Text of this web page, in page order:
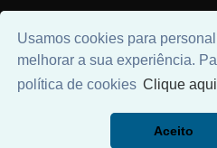
Usamos cookies para
melhorar a sua experiência.
política de cookies Clique aqui
Aceito
© 2026 | Excelcium Imóveis |
Universal Software.